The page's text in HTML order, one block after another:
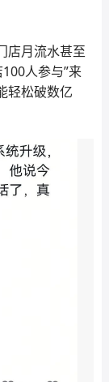
店月流水甚至
人参与”来
轻松破数亿